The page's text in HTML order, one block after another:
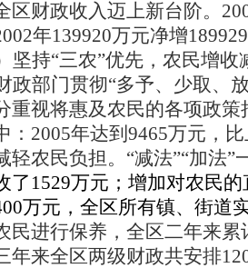
区财政收入迈上新台阶。
年139920万元净增189929
坚持“三农”优先，农民增
政部门贯彻“多予、少取、
重视将惠及农民的各项政策
： 2005年达到 9465万元，
轻农民负担。 “减法”“加法”
了 1529万元；增加对农民
万元，全区所有镇、街道
民进行保养，全区二年来
年来全区两级财政共安排